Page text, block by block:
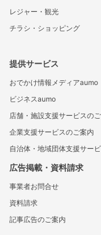
レジャー・観光
チラシ・ショッピング
提供サービス
おでかけ情報メディアaumo
ビジネスaumo
店舗・施設支援サービスの
企業支援サービスのご案内
自治体・地域団体支援サー
広告掲載・資料請求
事業者お問合せ
資料請求
記事広告のご案内